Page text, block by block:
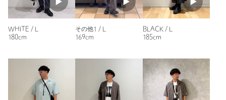
裾上げ 対象外商品 裾上げについて
タイプ MEN
サイズ M L XL
本体；コットン100％ リブ部分；コットン100％
洗濯表示 洗濯機洗い可 洗濯表示について
2人が参考になったと回答
参考になった
ニックネーム： マサシ
WHITE / L
180cm
その他1 / L
169cm
BLACK / L
185cm